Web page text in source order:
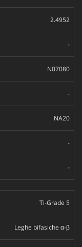
2.4952
-
N07080
-
NA20
-
-
Ti-Grade 5
Leghe bifasiche α-β